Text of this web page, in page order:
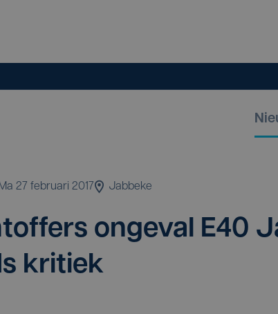
ma 27 februari 2017 Jabbeke
onge­val E40
kritiek